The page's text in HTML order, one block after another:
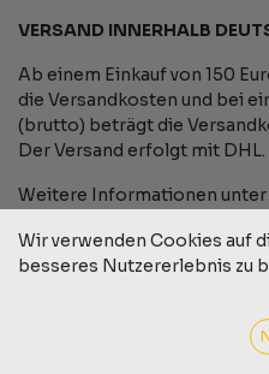
VERSAND INNERHALB
Ab einem Einkauf von 150
die Versandkosten und bei
(brutto) beträgt die
Der Versand erfolgt mit DHL.
Weitere Informationen unter
unserem
Wir verwenden Cookies auf
besseres Nutzererlebnis zu